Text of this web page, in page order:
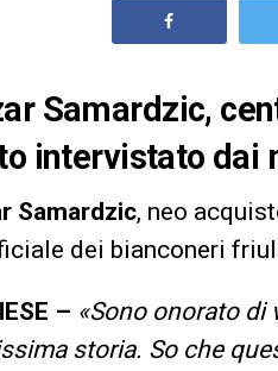
Samardzic,
intervistato dai
Samardzic, neo
dei bianconeri
– «Sono onorato di
storia. So che